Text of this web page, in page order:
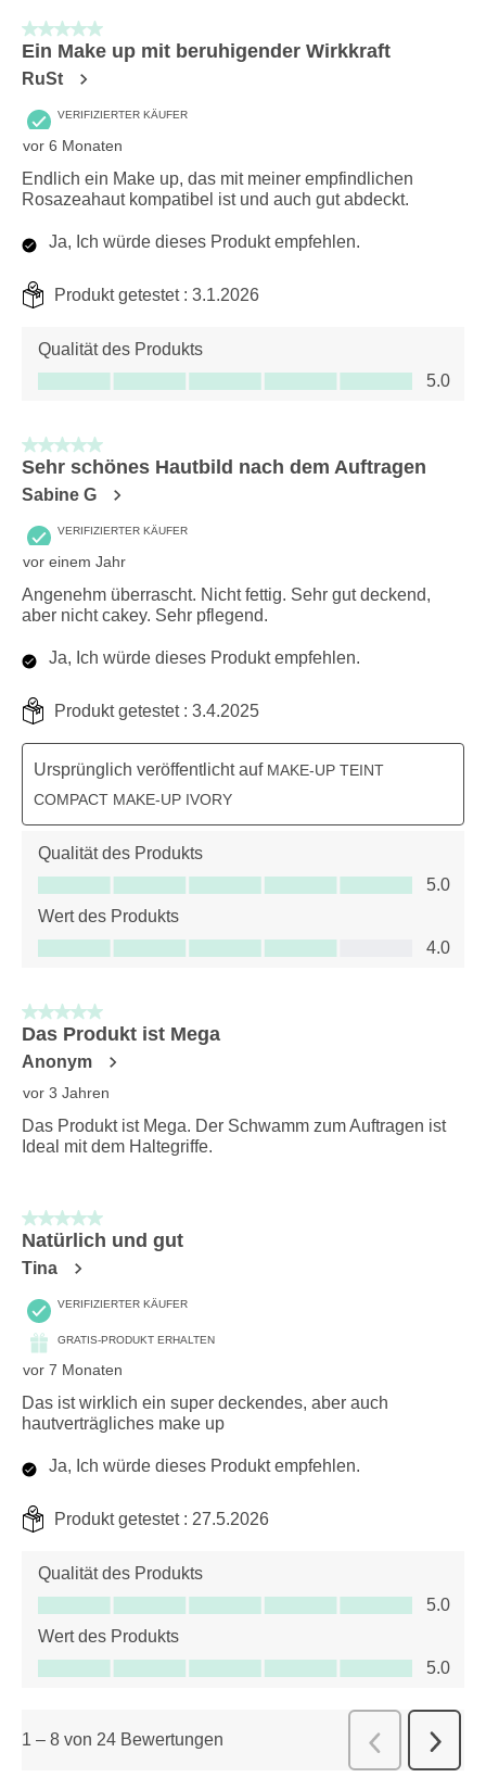
5 von 5 Sternen.
Ein Make up mit beruhigender Wirkkraft
RuSt
VERIFIZIERTER KÄUFER
vor 6 Monaten
Endlich ein Make up, das mit meiner empfindlichen
Rosazeahaut kompatibel ist und auch gut abdeckt.
Ja, Ich würde dieses Produkt empfehlen.
Produkt getestet : 3.1.2026
Qualität des Produkts
Qualität des Produkts, 5.0 von 5
5.0
5 von 5 Sternen.
Sehr schönes Hautbild nach dem Auftragen
Sabine G
VERIFIZIERTER KÄUFER
vor einem Jahr
Angenehm überrascht. Nicht fettig. Sehr gut deckend,
aber nicht cakey. Sehr pflegend.
Ja, Ich würde dieses Produkt empfehlen.
Produkt getestet : 3.4.2025
Ursprünglich veröffentlicht auf MAKE-UP TEINT
COMPACT MAKE-UP IVORY
Qualität des Produkts
Qualität des Produkts, 5.0 von 5
5.0
Wert des Produkts
Wert des Produkts, 4.0 von 5
4.0
5 von 5 Sternen.
Das Produkt ist Mega
Anonym
vor 3 Jahren
Das Produkt ist Mega. Der Schwamm zum Auftragen ist
Ideal mit dem Haltegriffe.
5 von 5 Sternen.
Natürlich und gut
Tina
VERIFIZIERTER KÄUFER
GRATIS-PRODUKT ERHALTEN
vor 7 Monaten
Das ist wirklich ein super deckendes, aber auch
hautverträgliches make up
Ja, Ich würde dieses Produkt empfehlen.
Produkt getestet : 27.5.2026
Qualität des Produkts
Qualität des Produkts, 5.0 von 5
5.0
Wert des Produkts
Wert des Produkts, 5.0 von 5
5.0
1 – 8 von 24 Bewertungen Zurück
Weiter